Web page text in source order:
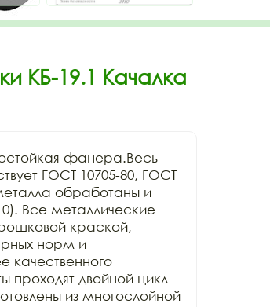
КБ-19.1 Качалка
фанера.Весь
ГОСТ 10705-80, ГОСТ
обработаны и
Все металлические
краской,
норм и
качественного
проходят двойной цикл
из многослойной